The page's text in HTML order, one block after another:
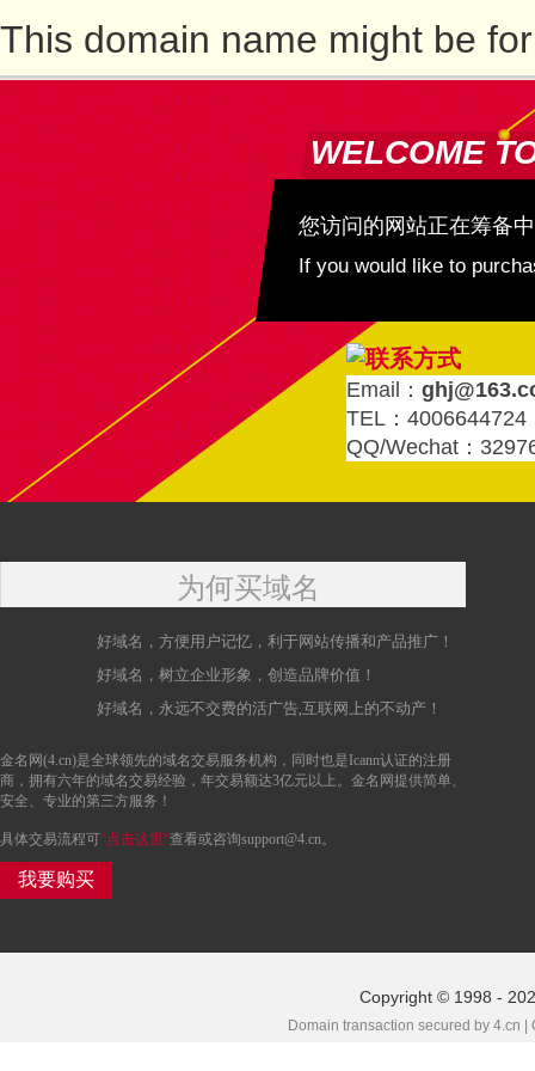
This domain name might be
WELCOME
您访问的网站正在筹备
If you would like to
Email：
TEL：4006644724
QQ/Wechat：
为何买域名
好域名，方便用户记忆，利于网站传播和产品推广！
好域名，树立企业形象，创造品牌价值！
好域名，永远不交费的活广告,互联网上的不动产！
金名网(4.cn)是全球领先的域名交易服务机构，同时也是Icann认证的注册
商，拥有六年的域名交易经验，年交易额达3亿元以上。金名网提供简单、
安全、专业的第三方服务！
具体交易流程可“点击这里”查看或咨询support@4.cn。
我要购买
Copyright © 1998 -
Domain transaction secured by 4.cn